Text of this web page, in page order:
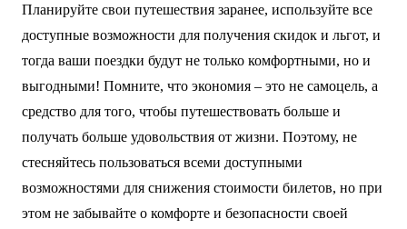
Планируйте свои путешествия заранее, используйте все
доступные возможности для получения скидок и льгот, и
тогда ваши поездки будут не только комфортными, но и
выгодными! Помните, что экономия – это не самоцель, а
средство для того, чтобы путешествовать больше и
получать больше удовольствия от жизни. Поэтому, не
стесняйтесь пользоваться всеми доступными
возможностями для снижения стоимости билетов, но при
этом не забывайте о комфорте и безопасности своей